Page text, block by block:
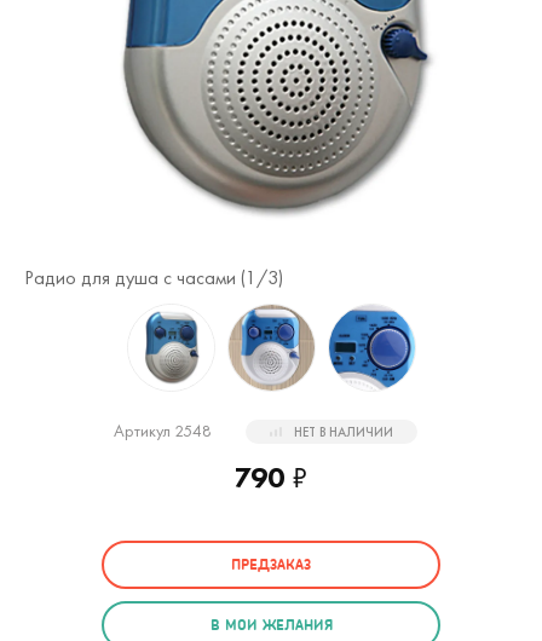
Радио для душа с часами (1 /3)
Артикул 2548 НЕТ В НАЛИЧИИ
790₽
ПРЕДЗАКАЗ
В МОИ ЖЕЛАНИЯ